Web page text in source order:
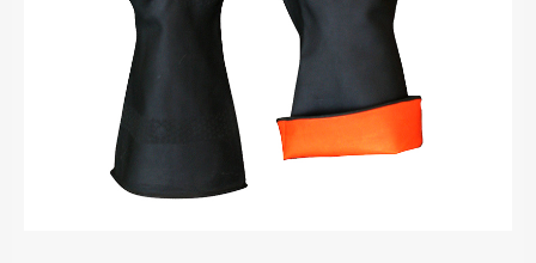
potrivește formei mâinii și reduce oboseala atunci când este
purtată o perioadă lungă de timp.